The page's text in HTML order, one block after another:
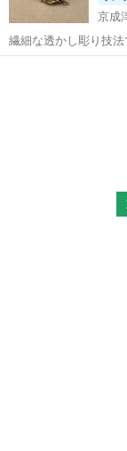
京成
繊細な透かし彫り技
ールド製リングです。 - 素材: K18 - モチーフ: バタフライ -刻印：K18